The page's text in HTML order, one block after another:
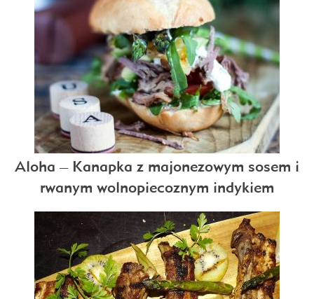
Aloha – Kanapka z majonezowym sosem i
rwanym wolnopiecoznym indykiem